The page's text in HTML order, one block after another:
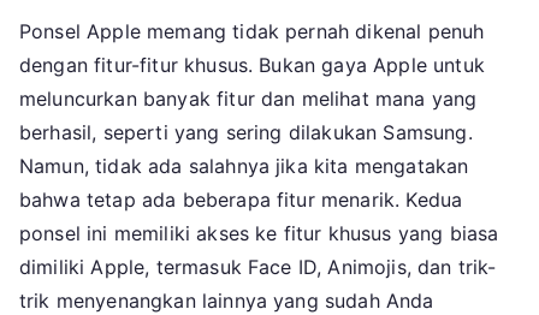
Ponsel Apple memang tidak pernah dikenal penuh
dengan fitur-fitur khusus. Bukan gaya Apple untuk
meluncurkan banyak fitur dan melihat mana yang
berhasil, seperti yang sering dilakukan Samsung.
Namun, tidak ada salahnya jika kita mengatakan
bahwa tetap ada beberapa fitur menarik. Kedua
ponsel ini memiliki akses ke fitur khusus yang biasa
dimiliki Apple, termasuk Face ID, Animojis, dan trik-
trik menyenangkan lainnya yang sudah Anda